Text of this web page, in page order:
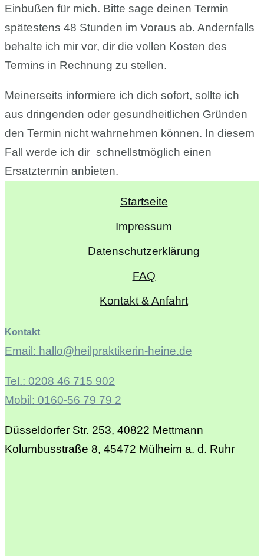
Einbußen für mich. Bitte sage deinen Termin
spätestens 48 Stunden im Voraus ab. Andernfalls
behalte ich mir vor, dir die vollen Kosten des
Termins in Rechnung zu stellen.
Meinerseits informiere ich dich sofort, sollte ich
aus dringenden oder gesundheitlichen Gründen
den Termin nicht wahrnehmen können. In diesem
Fall werde ich dir schnellstmöglich einen
Ersatztermin anbieten.
Startseite
Impressum
Datenschutzerklärung
FAQ
Kontakt & Anfahrt
Kontakt
Email: hallo@heilpraktikerin-heine.de
Tel.: 0208 46 715 902
Mobil: 0160-56 79 79 2
Düsseldorfer Str. 253, 40822 Mettmann
Kolumbusstraße 8, 45472 Mülheim a. d. Ruhr